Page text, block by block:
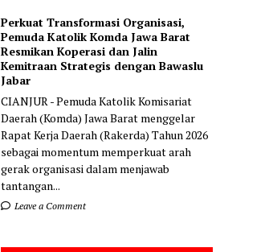
Perkuat Transformasi Organisasi,
Pemuda Katolik Komda Jawa Barat
Resmikan Koperasi dan Jalin
Kemitraan Strategis dengan Bawaslu
Jabar
CIANJUR - Pemuda Katolik Komisariat
Daerah (Komda) Jawa Barat menggelar
Rapat Kerja Daerah (Rakerda) Tahun 2026
sebagai momentum memperkuat arah
gerak organisasi dalam menjawab
tantangan...
Leave a Comment